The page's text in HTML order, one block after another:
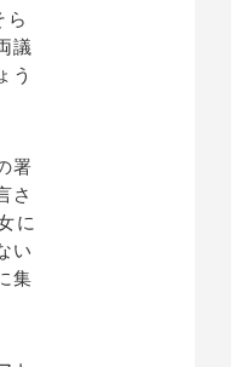
ら
議
う
署
さ
に
い
集